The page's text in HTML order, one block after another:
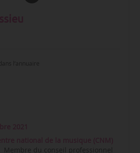
Membre du conseil professionnel